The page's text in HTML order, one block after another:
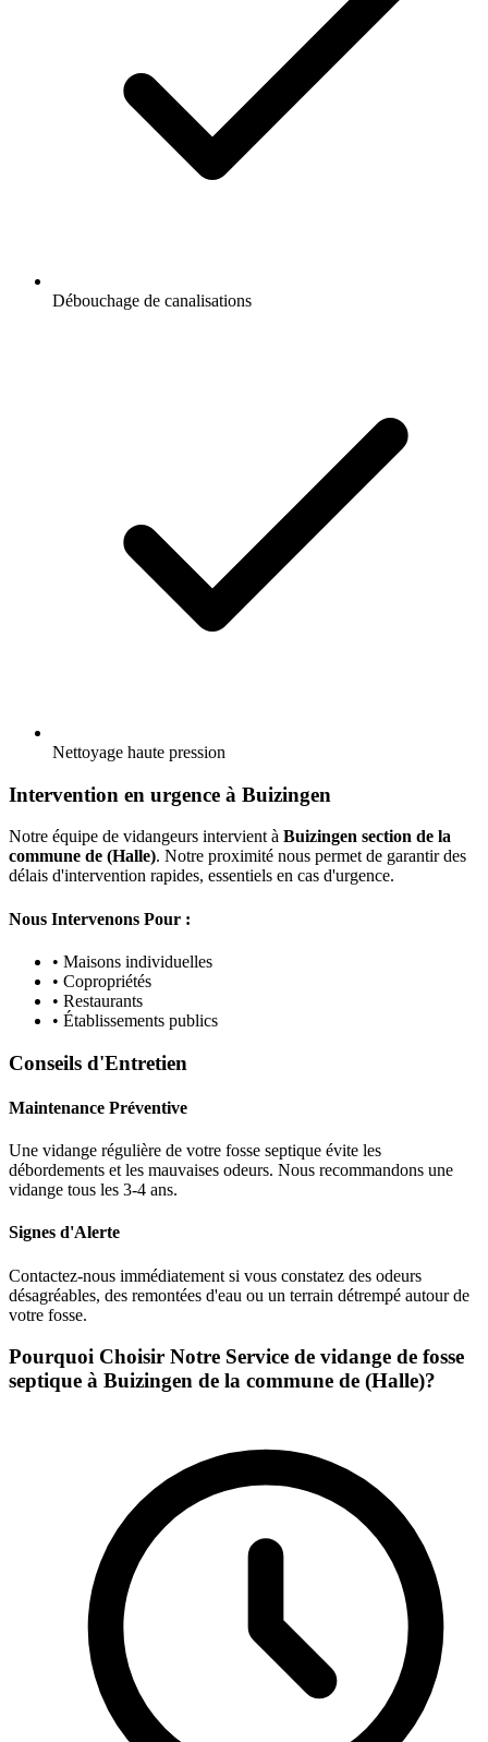
Débouchage de canalisations
Nettoyage haute pression
Intervention en urgence à Buizingen
Notre équipe de vidangeurs intervient à Buizingen section de la
commune de (Halle). Notre proximité nous permet de garantir des
délais d'intervention rapides, essentiels en cas d'urgence.
Nous Intervenons Pour :
• Maisons individuelles
• Copropriétés
• Restaurants
• Établissements publics
Conseils d'Entretien
Maintenance Préventive
Une vidange régulière de votre fosse septique évite les
débordements et les mauvaises odeurs. Nous recommandons une
vidange tous les 3-4 ans.
Signes d'Alerte
Contactez-nous immédiatement si vous constatez des odeurs
désagréables, des remontées d'eau ou un terrain détrempé autour de
votre fosse.
Pourquoi Choisir Notre Service de vidange de fosse
septique à Buizingen de la commune de (Halle)?